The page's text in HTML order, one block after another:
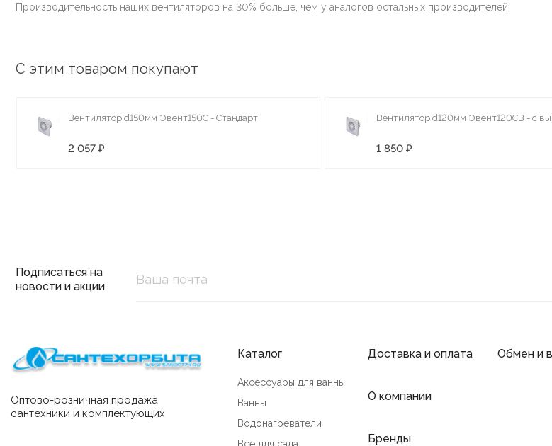
Производительность наших вентиляторов на 30% больше, чем у аналогов остальных производителей.
С этим товаром покупают
Вентилятор d150мм Эвент150С - Стандарт
2 057 ₽
Вентилятор d120мм Эвент120СВ - с
1 850 ₽
Подписаться на
новости и акции
Оптово-розничная продажа
сантехники и комплектующих
Каталог
Аксессуары для ванны
Ванны
Водонагреватели
Доставка и оплата
О компании
Бренды
Обмен и